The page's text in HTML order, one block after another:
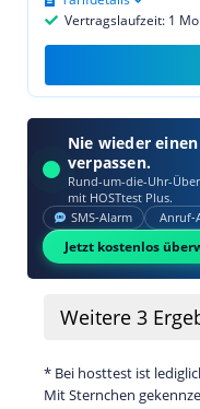
Vertragslaufzeit: 1
Nie wieder
verpassen.
Rund-um-die-Uhr-
mit HOSTtest Plus.
SMS‑Alarm
Jetzt kostenlos
Weitere 3
* Bei hosttest ist
Mit Sternchen